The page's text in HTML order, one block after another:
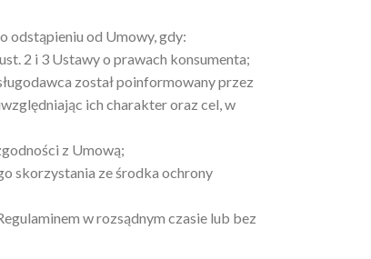
odstąpieniu od Umowy, gdy:
2 i 3 Ustawy o prawach konsumenta;
został poinformowany przez
ich charakter oraz cel, w
z Umową;
skorzystania ze środka ochrony
w rozsądnym czasie lub bez